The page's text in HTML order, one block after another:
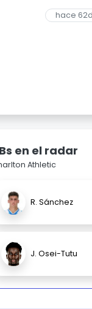
hace 62d
en el radar
Athletic
R. Sánchez
J. Osei-Tutu